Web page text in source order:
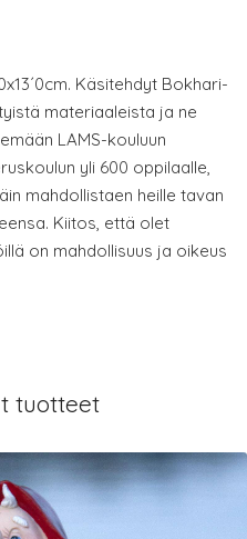
Käsitehdyt Bokhari-
materiaaleista ja ne
LAMS-kouluun
yli 600 oppilaalle,
mahdollistaen heille tavan
Kiitos, että olet
on mahdollisuus ja oikeus
tuotteet